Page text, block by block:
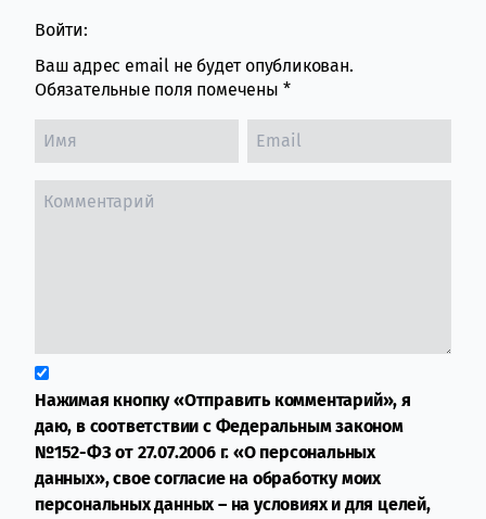
Войти:
Ваш адрес email не будет опубликован.
Обязательные поля помечены *
Нажимая кнопку «Отправить комментарий», я
даю, в соответствии с Федеральным законом
№152-ФЗ от 27.07.2006 г. «О персональных
данных», свое согласие на обработку моих
персональных данных – на условиях и для целей,